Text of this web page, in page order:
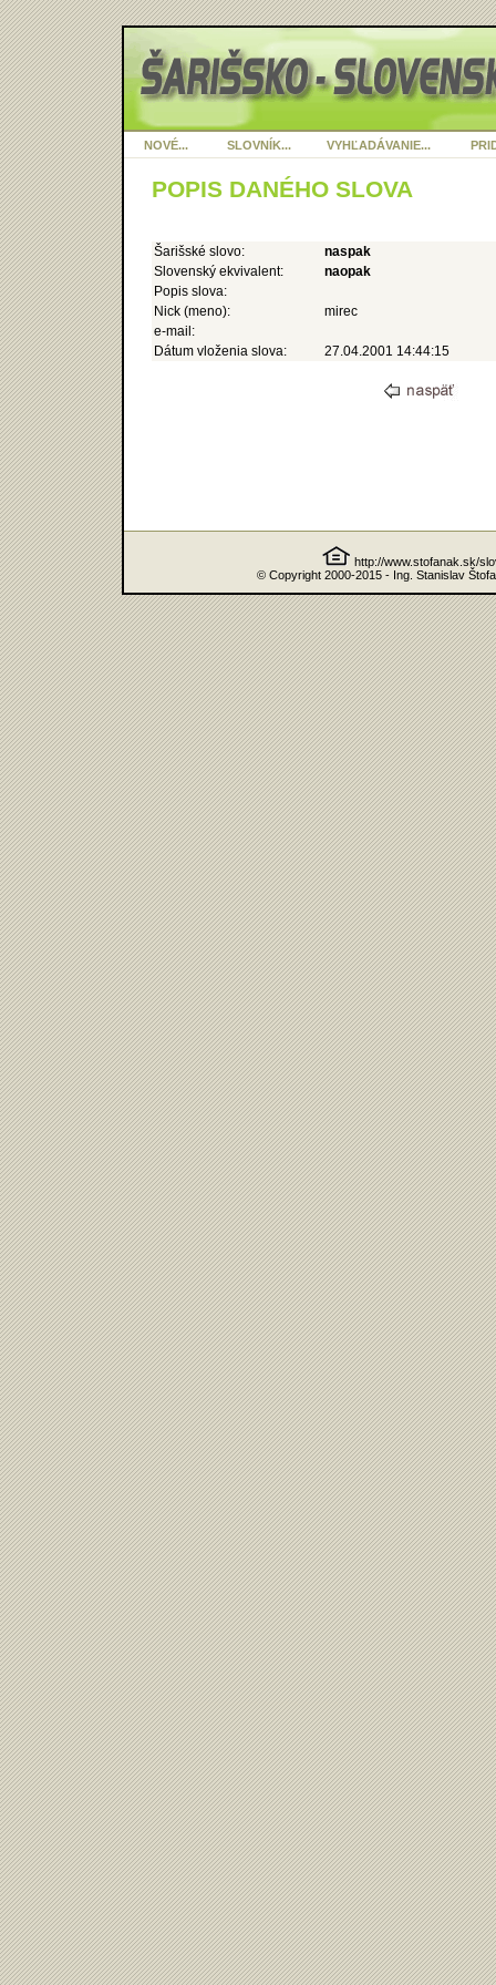
NOVÉ... SLOVNÍK... VYHĽADÁVANIE...
POPIS DANÉHO SLOVA
Šarišské slovo:
naspak
Slovenský ekvivalent:
naopak
Popis slova:
Nick (meno):
mirec
e-mail:
Dátum vloženia slova:
27.04.2001 14:44:15
http://www.stofanak.sk/
© Copyright 2000-2015 - Ing. Stanislav